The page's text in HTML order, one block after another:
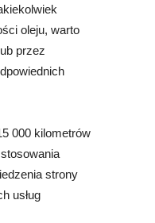
oleju, warto
przez
000 kilometrów
strony
usług